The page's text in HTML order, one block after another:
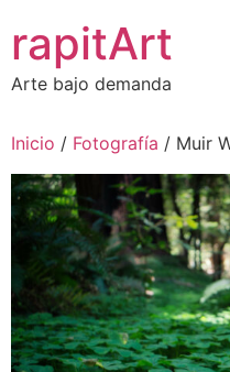
contenido
rapitArt
Arte bajo demanda
Inicio / Fotografía / Muir